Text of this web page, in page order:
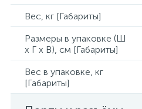
Вес, кг [Габариты]
Размеры в упаковке (Ш
x Г x В), см [Габариты]
Вес в упаковке, кг
[Габариты]